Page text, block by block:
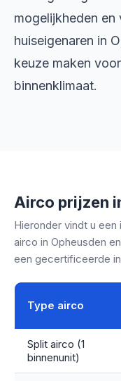
mogelijkheden
huiseigenaren in
keuze maken
binnenklimaat.
Airco prijzen
Hieronder vindt u
airco in Opheusden
een gecertificeerde
Type airco
Split airco (1
binnenunit)